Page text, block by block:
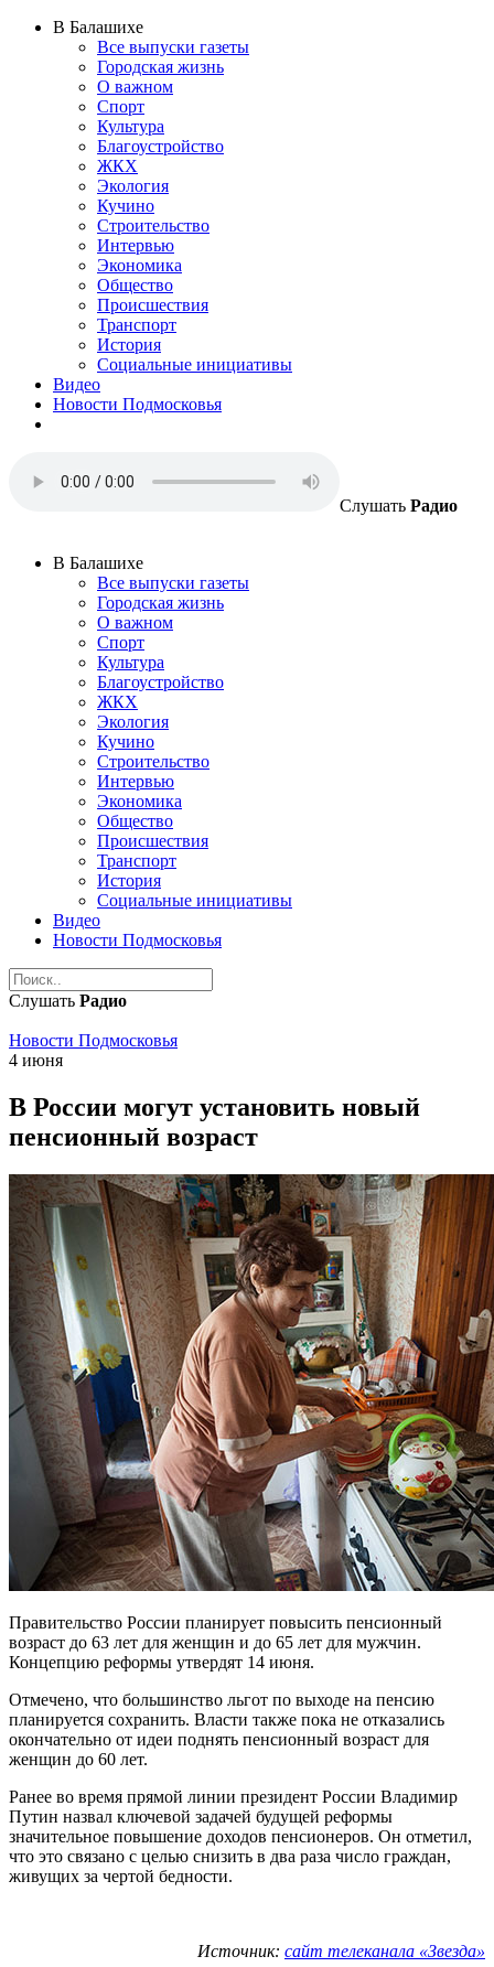
В Балашихе
Все выпуски газеты
Городская жизнь
О важном
Спорт
Культура
Благоустройство
ЖКХ
Экология
Кучино
Строительство
Интервью
Экономика
Общество
Происшествия
Транспорт
История
Социальные инициативы
Видео
Новости Подмосковья
Слушать Радио
В Балашихе
Все выпуски газеты
Городская жизнь
О важном
Спорт
Культура
Благоустройство
ЖКХ
Экология
Кучино
Строительство
Интервью
Экономика
Общество
Происшествия
Транспорт
История
Социальные инициативы
Видео
Новости Подмосковья
Слушать Радио
Новости Подмосковья
4 июня
В России могут установить новый
пенсионный возраст
Правительство России планирует повысить пенсионный
возраст до 63 лет для женщин и до 65 лет для мужчин.
Концепцию реформы утвердят 14 июня.
Отмечено, что большинство льгот по выходе на пенсию
планируется сохранить. Власти также пока не отказались
окончательно от идеи поднять пенсионный возраст для
женщин до 60 лет.
Ранее во время прямой линии президент России Владимир
Путин назвал ключевой задачей будущей реформы
значительное повышение доходов пенсионеров. Он отметил,
что это связано с целью снизить в два раза число граждан,
живущих за чертой бедности.
Источник: сайт телеканала «Звезда»